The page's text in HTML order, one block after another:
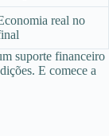
real no
suporte financeiro
E comece a